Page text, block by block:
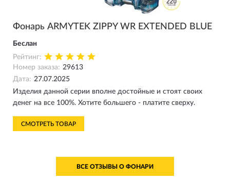
Фонарь ARMYTEK ZIPPY WR EXTENDED BLUE
Беслан
Рейтинг:
Номер заказа: 29613
Дата: 27.07.2025
Изделия данной серии вполне достойные и стоят своих
денег на все 100%. Хотите большего - платите сверху.
СМОТРЕТЬ ТОВАР
ВСЕ ОТЗЫВЫ О ФОНАРИ